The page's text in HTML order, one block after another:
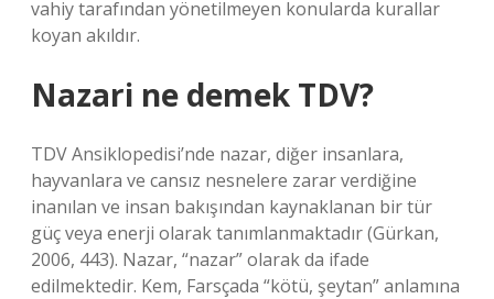
vahiy tarafından yönetilmeyen konularda kurallar
koyan akıldır.
Nazari ne demek TDV?
TDV Ansiklopedisi’nde nazar, diğer insanlara,
hayvanlara ve cansız nesnelere zarar verdiğine
inanılan ve insan bakışından kaynaklanan bir tür
güç veya enerji olarak tanımlanmaktadır (Gürkan,
2006, 443). Nazar, “nazar” olarak da ifade
edilmektedir. Kem, Farsçada “kötü, şeytan” anlamına